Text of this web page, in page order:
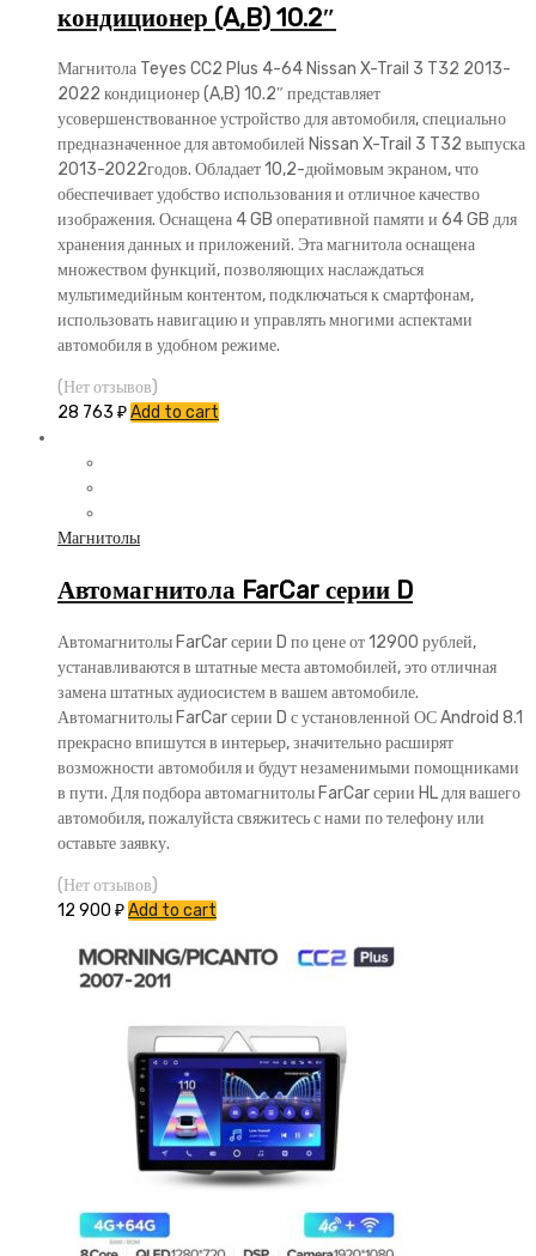
кондиционер (A,B) 10.2″
Магнитола Teyes CC2 Plus 4-64 Nissan X-Trail 3 T32 2013-
2022 кондиционер (A,B) 10.2″ представляет
усовершенствованное устройство для автомобиля, специально
предназначенное для автомобилей Nissan X-Trail 3 T32 выпуска
2013-2022годов. Обладает 10,2-дюймовым экраном, что
обеспечивает удобство использования и отличное качество
изображения. Оснащена 4 GB оперативной памяти и 64 GB для
хранения данных и приложений. Эта магнитола оснащена
множеством функций, позволяющих наслаждаться
мультимедийным контентом, подключаться к смартфонам,
использовать навигацию и управлять многими аспектами
автомобиля в удобном режиме.
(Нет отзывов)
28 763 ₽Add to cart
Магнитолы
Автомагнитола FarCar серии D
Автомагнитолы FarCar серии D по цене от 12900 рублей,
устанавливаются в штатные места автомобилей, это отличная
замена штатных аудиосистем в вашем автомобиле.
Автомагнитолы FarCar серии D с установленной ОС Android 8.1
прекрасно впишутся в интерьер, значительно расширят
возможности автомобиля и будут незаменимыми помощниками
в пути. Для подбора автомагнитолы FarCar серии HL для вашего
автомобиля, пожалуйста свяжитесь с нами по телефону или
оставьте заявку.
(Нет отзывов)
12 900 ₽Add to cart